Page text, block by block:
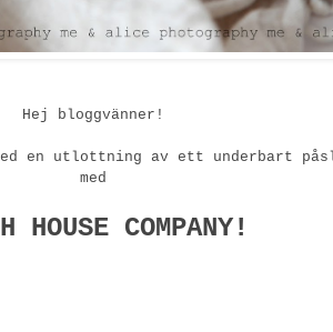
Hej bloggvänner!
en utlottning av ett underbart
med
HOUSE COMPANY!